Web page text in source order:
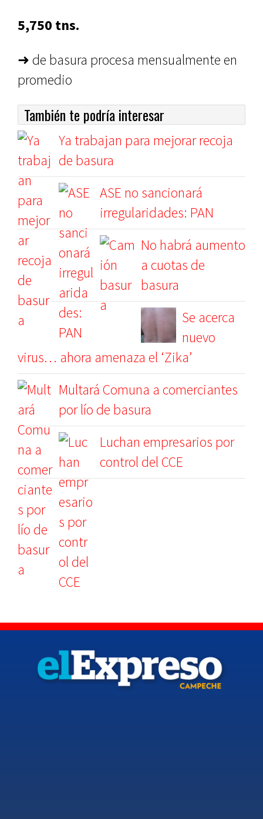
5,750 tns.
➜ de basura procesa mensualmente en
promedio
También te podría interesar
Ya trabajan para mejorar recoja
de basura
ASE no sancionará
irregularidades: PAN
No habrá aumento
a cuotas de
basura
Se acerca
nuevo
virus… ahora amenaza el ‘Zika’
Multará Comuna a comerciantes
por lío de basura
Luchan empresarios por
control del CCE